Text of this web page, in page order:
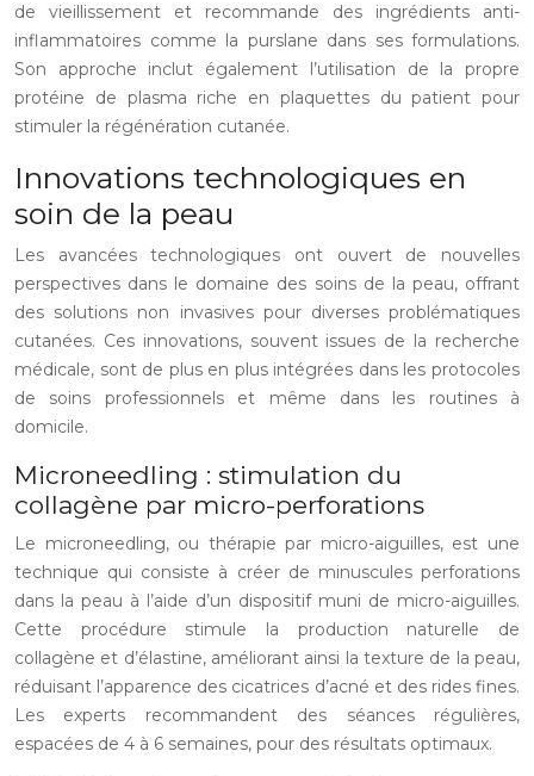
de vieillissement et recommande des ingrédients anti-
inflammatoires comme la purslane dans ses formulations.
Son approche inclut également l’utilisation de la propre
protéine de plasma riche en plaquettes du patient pour
stimuler la régénération cutanée.
Innovations technologiques en
soin de la peau
Les avancées technologiques ont ouvert de nouvelles
perspectives dans le domaine des soins de la peau, offrant
des solutions non invasives pour diverses problématiques
cutanées. Ces innovations, souvent issues de la recherche
médicale, sont de plus en plus intégrées dans les protocoles
de soins professionnels et même dans les routines à
domicile.
Microneedling : stimulation du
collagène par micro-perforations
Le microneedling, ou thérapie par micro-aiguilles, est une
technique qui consiste à créer de minuscules perforations
dans la peau à l’aide d’un dispositif muni de micro-aiguilles.
Cette procédure stimule la production naturelle de
collagène et d’élastine, améliorant ainsi la texture de la peau,
réduisant l’apparence des cicatrices d’acné et des rides fines.
Les experts recommandent des séances régulières,
espacées de 4 à 6 semaines, pour des résultats optimaux.